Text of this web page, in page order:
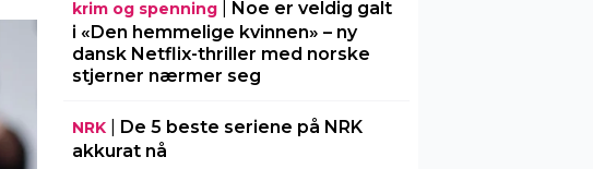
krim og spenning| Noe er veldig galt
i «Den hemmelige kvinnen» – ny
dansk Netflix-thriller med norske
stjerner nærmer seg
NRK| De 5 beste seriene på NRK
akkurat nå